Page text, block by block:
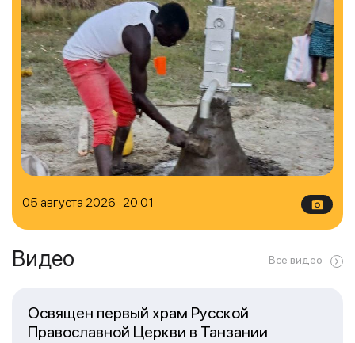
05 августа 2026 20:01
Видео Все видео
Освящен первый храм Русской
Православной Церкви в Танзании